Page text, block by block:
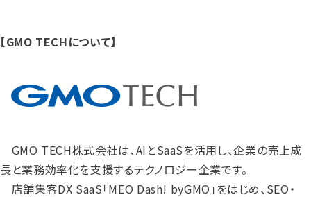
【GMO TECHについて】
GMO TECH株式会社は、AIとSaaSを活用し、企業の売上成
長と業務効率化を支援するテクノロジー企業です。
店舗集客DX SaaS「MEO Dash! byGMO」をはじめ、SEO・